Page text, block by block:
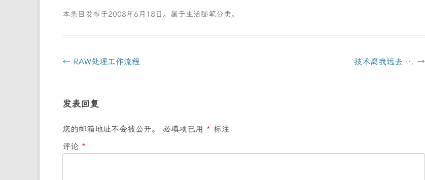
本条目发布于2008年6月18日 。属于生活随笔分类。
文
航
← RAW处理工作流程 技术离我远去…. →
发表回复
您的邮箱地址不会被公开。 必填项已用 * 标注
评论 *